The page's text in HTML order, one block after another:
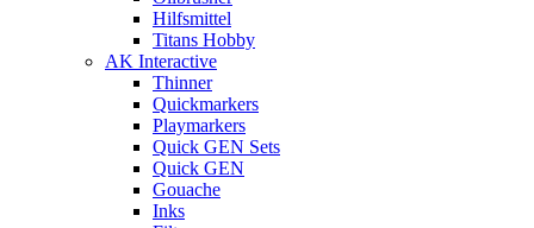
Hilfsmittel
Titans Hobby
AK Interactive
Thinner
Quickmarkers
Playmarkers
Quick GEN Sets
Quick GEN
Gouache
Inks